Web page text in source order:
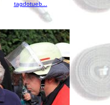
tagdotueb...